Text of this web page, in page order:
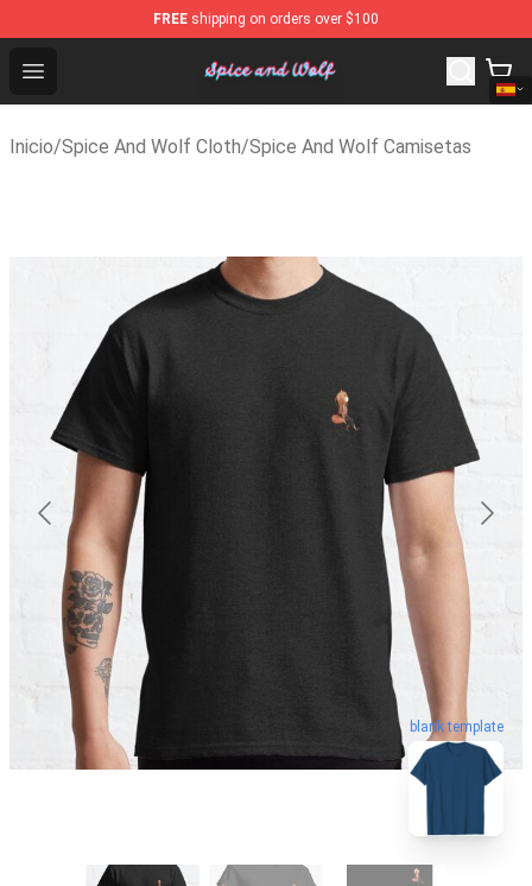
FREE shipping on orders over $100
Open menu
Spice And Wolf Store - Official Spice And Wolf
Inicio/Spice And Wolf Cloth/Spice And Wolf Camisetas
blank template